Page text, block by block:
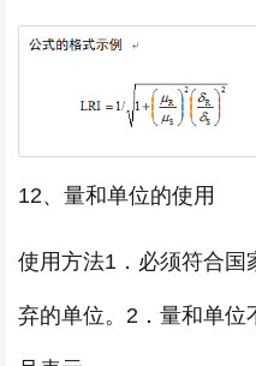
12、量和单位的使用
使用方法1．必须符合国
弃的单位。2．量和单位